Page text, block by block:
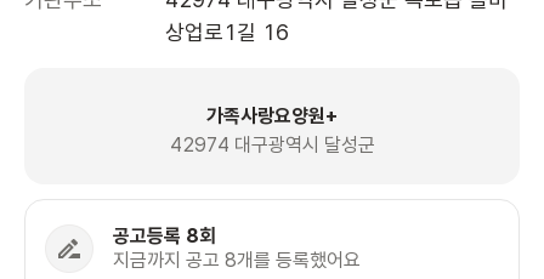
상업로1길 16
가족사랑요양원+
42974 대구광역시 달성군
공고등록 8회
지금까지 공고 8개를 등록했어요